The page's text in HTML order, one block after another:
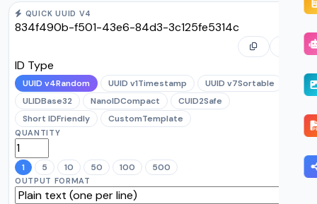
QUICK UUID V4
834f490b-f501-43e6-84d3-3c125fe5314c
ID Type
UUID v4Random UUID v1Timestamp UUID v7Sortable
ULIDBase32 NanoIDCompact CUID2Safe
Short IDFriendly CustomTemplate
QUANTITY
1 5 10 50 100 500
OUTPUT FORMAT